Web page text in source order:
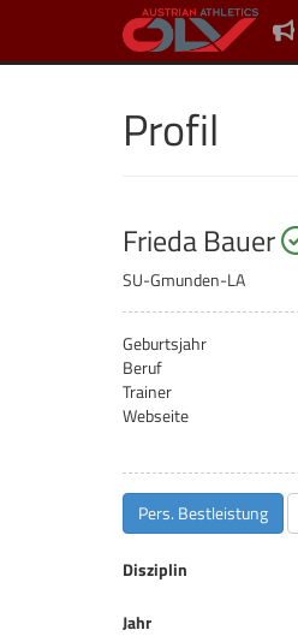
Profil
Frieda Bauer
SU-Gmunden-LA
Geburtsjahr
Beruf
Trainer
Webseite
Pers. Bestleistung
Disziplin
Jahr